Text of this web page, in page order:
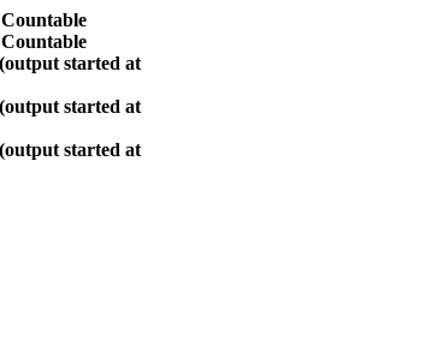
started at
started at
started at